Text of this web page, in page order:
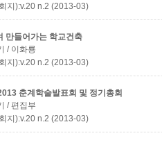
지):v.20 n.2 (2013-03)
만들어가는 학교건축
/ 이화룡
지):v.20 n.2 (2013-03)
춘계학술발표회 및 정기총회
/ 편집부
지):v.20 n.2 (2013-03)